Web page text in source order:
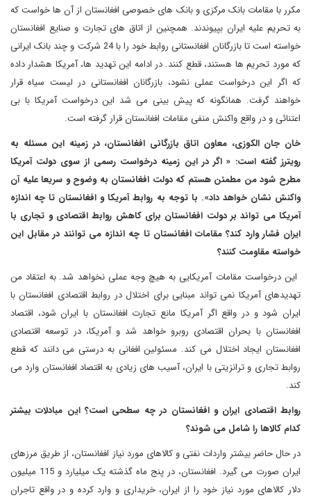
مکرر با مقامات بانک مرکزی و بانک های خصوصی افغانستان از آن ها خواست که
به تحریم علیه ایران بپیوندند. همچنین از اتاق های تجارت و صنایع افغانستان
خواسته است تا بازرگانان افغانستانی روابط خود را با 24 شرکت و چند بانک ایرانی
که مورد تحریم ها هستند، قطع کنند. در ادامه این تهدید ها، آمریکا هشدار داده
که اگر این درخواست عملی نشود، بازرگانان افغانستانی در لیست سیاه قرار
خواهند گرفت. همانگونه که پیش بینی می شد این درخواست آمریکا با بی
اعتنائی و در واقع واکنش منفی مقامات افغانستان قرار گرفته است.
خان جان الکوزی، معاون اتاق بازرگانی افغانستان، در زمینه این مسئله به
رویترز گفته است: « اگر در این زمینه درخواست رسمی از سوی دولت آمریکا
مطرح شود من مطمئن هستم که دولت افغانستان به وضوح و سریعا علیه آن
واکنش نشان خواهد داد». با توجه به روابط آمریکا و افغانستان تا چه اندازه
آمریکا می تواند بر دولت افغانستان برای کاهش روابط اقتصادی و تجاری با
ایران فشار وارد کند؟ مقامات افغانستان تا چه اندازه می توانند در مقابل این
خواسته مقاومت کنند؟
این درخواست مقامات آمریکایی به هیچ وجه عملی نخواهد شد. به اعتقاد من
تهدیدهای آمریکا نمی تواند مبنایی برای اختلال در روابط اقتصادی افغانستان با
ایران شود و در واقع اگر آمریکا مانع تجارت افغانستان با ایران شود، اقتصاد
افغانستان با بحران اقتصادی روبرو خواهد شد و آمریکا، در توسعه اقتصادی
افغانستان ایجاد اختلال می کند. مسئولین افغانی به درستی می دانند که قطع
روابط تجاری و ترانزیتی با ایران، آسیب های زیادی به اقتصاد افغانستان وارد می
کند.
روابط اقتصادی ایران و افغانستان در چه سطحی است؟ این مبادلات بیشتر
کدام کالاها را شامل می شوند؟
در حال حاضر بیشتر واردات نفتی و کالاهای مورد نیاز افغانستان، از طریق مرزهای
ایران صورت می گیرد. افغانستان، در پنج ماه گذشته یک میلیارد و 115 میلیون
دلار کالاهای مورد نیاز خود را از ایران، خریداری و وارد کرده و در واقع تاجران